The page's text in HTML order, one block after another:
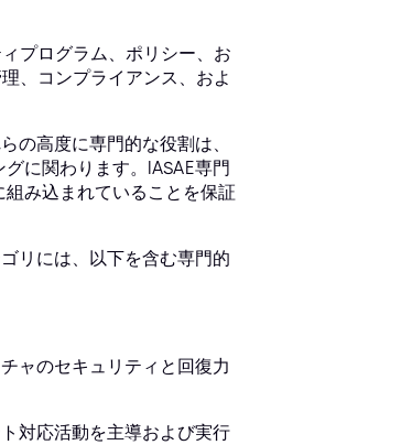
プログラム、ポリシー、お
、コンプライアンス、およ
の高度に専門的な役割は、
に関わります。IASAE専門
み込まれていることを保証
リには、以下を含む専門的
ャのセキュリティと回復力
対応活動を主導および実行